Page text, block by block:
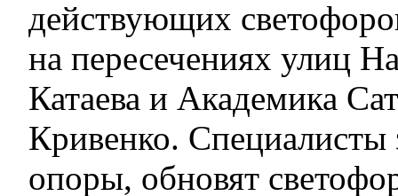
действующих
на пересечениях улиц
Катаева и Академика
Кривенко. Специалисты
опоры, обновят